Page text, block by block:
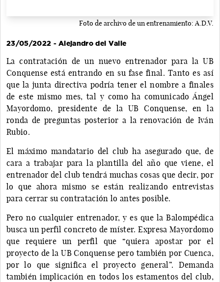
Foto de archivo de un entrenamiento: A.D.V.
23/05/2022 - Alejandro del Valle
La contratación de un nuevo entrenador para la UB
Conquense está entrando en su fase final. Tanto es así
que la junta directiva podría tener el nombre a finales
de este mismo mes, tal y como ha comunicado Ángel
Mayordomo, presidente de la UB Conquense, en la
ronda de preguntas posterior a la renovación de Iván
Rubio.
El máximo mandatario del club ha asegurado que, de
cara a trabajar para la plantilla del año que viene, el
entrenador del club tendrá muchas cosas que decir, por
lo que ahora mismo se están realizando entrevistas
para cerrar su contratación lo antes posible.
Pero no cualquier entrenador, y es que la Balompédica
busca un perfil concreto de míster. Expresa Mayordomo
que requiere un perfil que “quiera apostar por el
proyecto de la UB Conquense pero también por Cuenca,
por lo que significa el proyecto general”. Demanda
también implicación en todos los estamentos del club,